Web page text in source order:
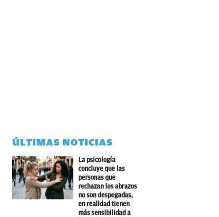
ÚLTIMAS NOTICIAS
La psicología
concluye que las
personas que
rechazan los abrazos
no son despegadas,
en realidad tienen
más sensibilidad a